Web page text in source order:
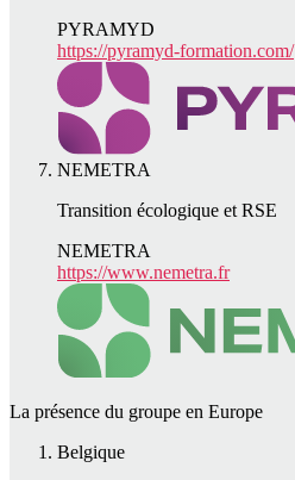
PYRAMYD
https://pyramyd-formation.com/
NEMETRA
Transition écologique et RSE
NEMETRA
https://www.nemetra.fr
La présence du groupe en Europe
Belgique